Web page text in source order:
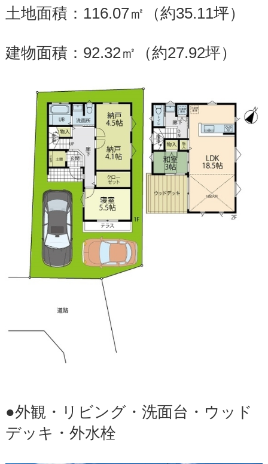
土地面積：116.07㎡（約35.11坪）
建物面積：92.32㎡（約27.92坪）
●外観・リビング・洗面台・ウッド
デッキ・外水栓